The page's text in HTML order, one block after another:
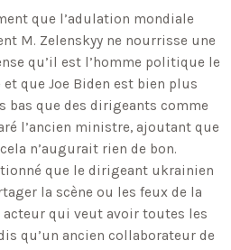
que l’adulation mondiale
M. Zelenskyy ne nourrisse une
qu’il est l’homme politique le
que Joe Biden est bien plus
bas que des dirigeants comme
l’ancien ministre, ajoutant que
n’augurait rien de bon.
que le dirigeant ukrainien
la scène ou les feux de la
acteur qui veut avoir toutes les
qu’un ancien collaborateur de